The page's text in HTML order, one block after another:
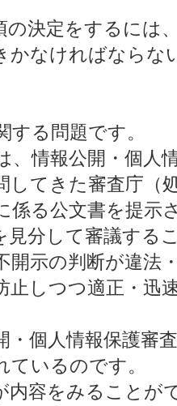
決定をするには
かなければならな
する問題です。
、情報公開・個人
してきた審査庁（
係る公文書を提示
見分して審議する
開示の判断が違法
止しつつ適正・迅
・個人情報保護審
いるのです。
容をみることが